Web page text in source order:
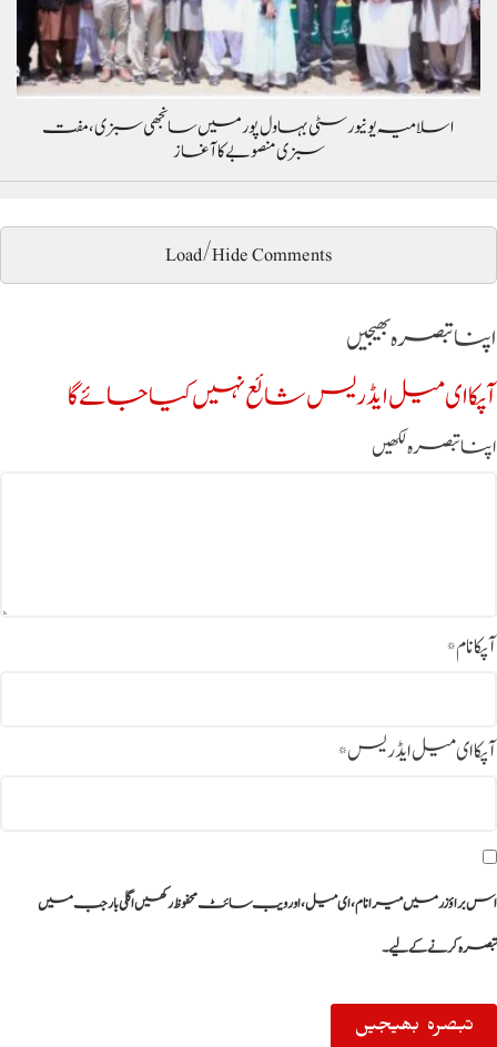
اسلامیہ یونیورسٹی بہاول پور میں سانجھی سبزی، مفت
سبزی منصوبے کا آغاز
Load/Hide Comments
اپنا تبصرہ بھیجیں
آپکا ای میل ایڈریس شائع نہیں کیا جائے گا
اپنا تبصرہ لکھیں
آپکا نام*
آپکا ای میل ایڈریس*
اس براؤزر میں میرا نام، ای میل، اور ویب سائٹ محفوظ رکھیں اگلی بار جب میں
تبصرہ کرنے کےلیے۔